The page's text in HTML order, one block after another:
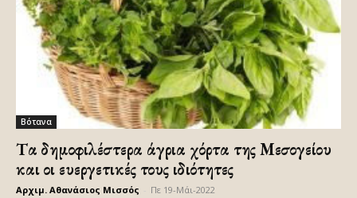
Βότανα
Tα δημοφιλέστερα άγρια χόρτα της Μεσογείου
και οι ευεργετικές τους ιδιότητες
Αρχιμ. Αθανάσιος Μισσός Πε 19-Μάι-2022